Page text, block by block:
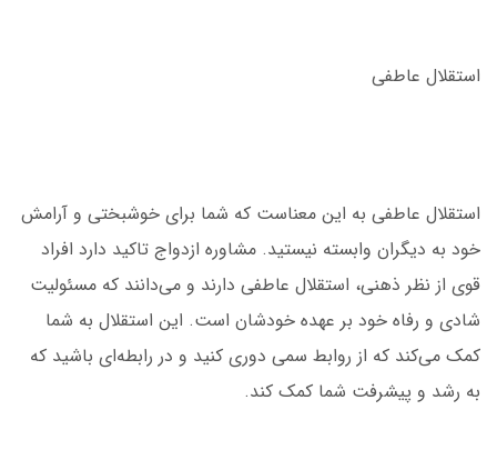
استقلال عاطفی
استقلال عاطفی به این معناست که شما برای خوشبختی و آرامش
خود به دیگران وابسته نیستید. مشاوره ازدواج تاکید دارد افراد
قوی از نظر ذهنی، استقلال عاطفی دارند و می‌دانند که مسئولیت
شادی و رفاه خود بر عهده خودشان است. این استقلال به شما
کمک می‌کند که از روابط سمی دوری کنید و در رابطه‌ای باشید که
به رشد و پیشرفت شما کمک کند.